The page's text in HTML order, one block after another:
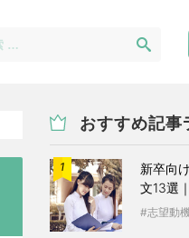
おすすめ記事
1
新卒向
文13選
に志望動